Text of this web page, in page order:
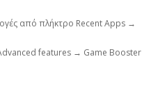
από πλήκτρο Recent Apps →
features → Game Booster